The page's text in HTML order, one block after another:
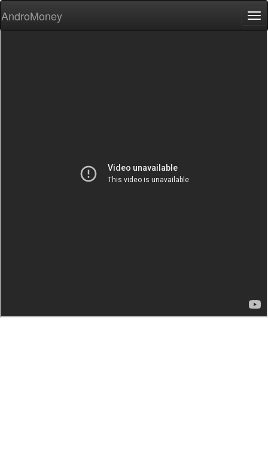
AndroMoney